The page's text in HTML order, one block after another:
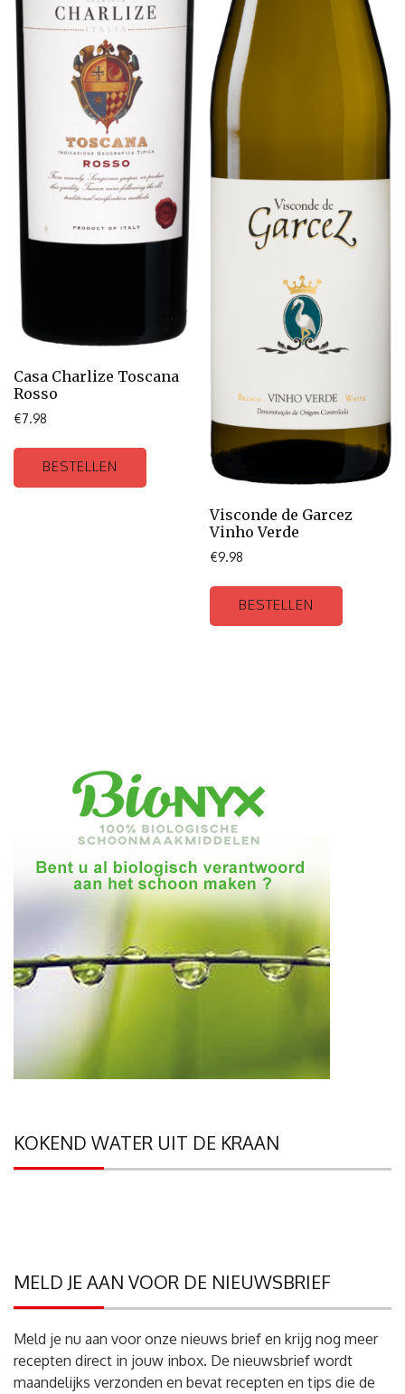
Casa Charlize Toscana
Rosso
€7.98
BESTELLEN
Visconde de Garcez
Vinho Verde
€9.98
BESTELLEN
KOKEND WATER UIT DE KRAAN
MELD JE AAN VOOR DE NIEUWSBRIEF
Meld je nu aan voor onze nieuws brief en krijg nog meer
recepten direct in jouw inbox. De nieuwsbrief wordt
maandelijks verzonden en bevat recepten en tips die de